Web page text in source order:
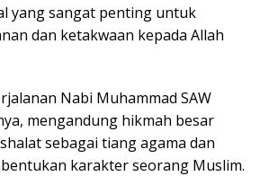
yang sangat penting untuk
dan ketakwaan kepada Allah
Nabi Muhammad SAW
mengandung hikmah besar
sebagai tiang agama dan
karakter seorang Muslim.